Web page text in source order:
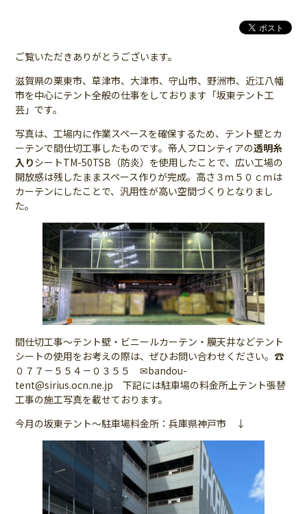
ご覧いただきありがとうございます。
滋賀県の栗東市、草津市、大津市、守山市、野洲市、近江八幡
市を中心にテント全般の仕事をしております「坂東テント工
芸」です。
写真は、工場内に作業スペースを確保するため、テント壁とカ
ーテンで間仕切工事したものです。帝人フロンティアの透明糸
入りシートTM-50TSB（防炎）を使用したことで、広い工場の
開放感は残したままスペース作りが完成。高さ３ｍ５０ｃｍは
カーテンにしたことで、汎用性が高い空間づくりとなりまし
た。
間仕切工事～テント壁・ビニールカーテン・膜天井などテント
シートの使用をお考えの際は、ぜひお問い合わせください。☎
０７７－５５４－０３５５ ✉bandou-
tent@sirius.ocn.ne.jp 下記には駐車場の料金所上テント張替
工事の施工写真を載せております。
今月の坂東テント～駐車場料金所：兵庫県神戸市 ↓